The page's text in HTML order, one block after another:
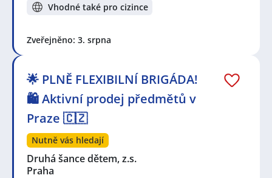
Vhodné také pro cizince
Zveřejněno: 3. srpna
🌟 PLNĚ FLEXIBILNÍ BRIGÁDA!
🛍️ Aktivní prodej předmětů v
Praze 🇨🇿
Nutně vás hledají
Druhá šance dětem, z.s.
Praha